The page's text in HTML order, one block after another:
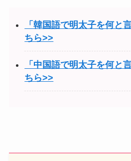
「韓国語で明太子を何と
ちら>>
「中国語で明太子を何と
ちら>>